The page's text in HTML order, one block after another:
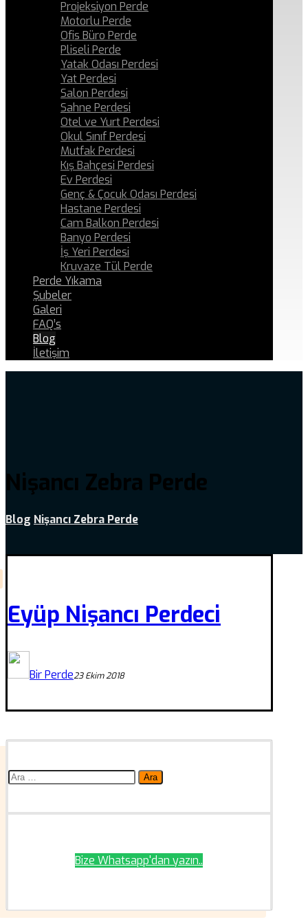
Projeksiyon Perde
Motorlu Perde
Ofis Büro Perde
Pliseli Perde
Yatak Odası Perdesi
Yat Perdesi
Salon Perdesi
Sahne Perdesi
Otel ve Yurt Perdesi
Okul Sınıf Perdesi
Mutfak Perdesi
Kış Bahçesi Perdesi
Ev Perdesi
Genç & Çocuk Odası Perdesi
Hastane Perdesi
Cam Balkon Perdesi
Banyo Perdesi
İş Yeri Perdesi
Kruvaze Tül Perde
Perde Yıkama
Şubeler
Galeri
FAQ’s
Blog
İletişim
Nişancı Zebra Perde
Blog Nişancı Zebra Perde
Eyüp Nişancı Perdeci
Bir Perde23 Ekim 2018
Arama:
Bize Whatsapp'dan yazın..